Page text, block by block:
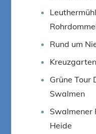
Rund um
Grüne Tour
Swalmen
Swalmener
Heide